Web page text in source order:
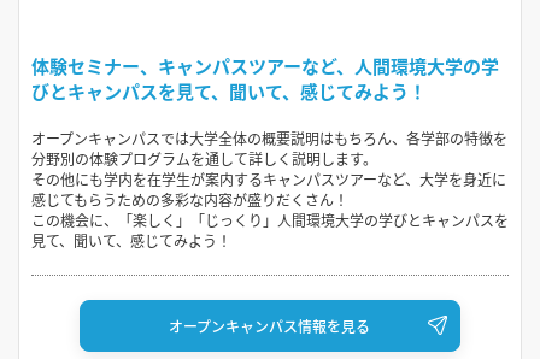
体験セミナー、キャンパスツアーなど、人間環境大学の学
びとキャンパスを見て、聞いて、感じてみよう！
オープンキャンパスでは大学全体の概要説明はもちろん、各学部の特徴を
分野別の体験プログラムを通して詳しく説明します。
その他にも学内を在学生が案内するキャンパスツアーなど、大学を身近に
感じてもらうための多彩な内容が盛りだくさん！
この機会に、「楽しく」「じっくり」人間環境大学の学びとキャンパスを
見て、聞いて、感じてみよう！
オープンキャンパス情報を見る